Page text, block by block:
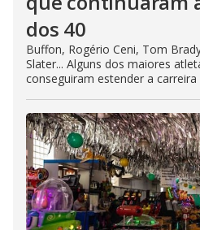
dos 40
Buffon, Rogério Ceni, Tom
Slater... Alguns dos maiores
conseguiram estender a